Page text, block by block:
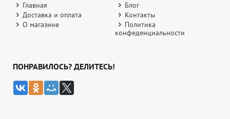
Главная
Блог
Доставка и оплата
Контакты
О магазине
Политика
конфеденциальности
ПОНРАВИЛОСЬ? ДЕЛИТЕСЬ!